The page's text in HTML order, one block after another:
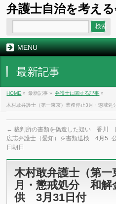
弁護士自治を考え
MENU
最新記事
HOME » 最新記事 » 弁護士に関する記事 »
木村敢弁護士（第一東京）業務停止3月・懲戒
← 裁判所の書類を偽造した疑い 香川
広志弁護士（愛知）を書類送検 4月5
日朝日
木村敢弁護士（第
月・懲戒処分 和解
供 3月31日付